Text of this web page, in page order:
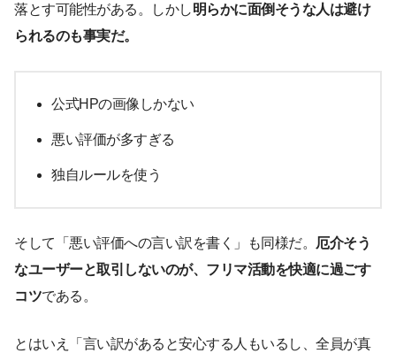
落とす可能性がある。しかし明らかに面倒そうな人は避け
られるのも事実だ。
公式HPの画像しかない
悪い評価が多すぎる
独自ルールを使う
そして「悪い評価への言い訳を書く」も同様だ。
厄介そう
なユーザーと取引しないのが、フリマ活動を快適に過ごす
コツである。
とはいえ「言い訳があると安心する人もいるし、全員が真